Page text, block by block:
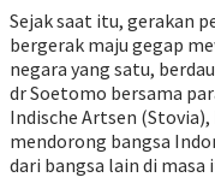
Sejak saat itu, gerakan
bergerak maju gegap
negara yang satu,
dr Soetomo bersama
Indische Artsen
mendorong bangsa
dari bangsa lain di masa